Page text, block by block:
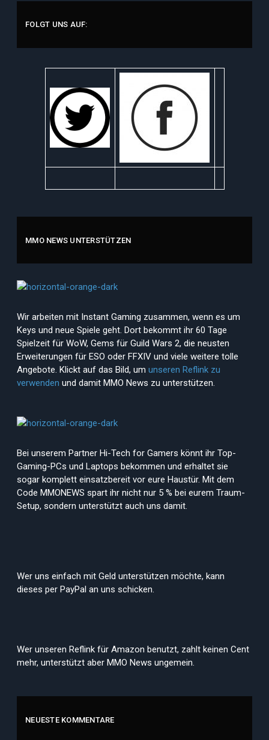
FOLGT UNS AUF:
MMO NEWS UNTERSTÜTZEN
Wir arbeiten mit Instant Gaming zusammen, wenn es um
Keys und neue Spiele geht. Dort bekommt ihr 60 Tage
Spielzeit für WoW, Gems für Guild Wars 2, die neusten
Erweiterungen für ESO oder FFXIV und viele weitere tolle
Angebote. Klickt auf das Bild, um unseren Reflink zu
verwenden und damit MMO News zu unterstützen.
Bei unserem Partner Hi-Tech for Gamers könnt ihr Top-
Gaming-PCs und Laptops bekommen und erhaltet sie
sogar komplett einsatzbereit vor eure Haustür. Mit dem
Code MMONEWS spart ihr nicht nur 5 % bei eurem Traum-
Setup, sondern unterstützt auch uns damit.
Wer uns einfach mit Geld unterstützen möchte, kann
dieses per PayPal an uns schicken.
Wer unseren Reflink für Amazon benutzt, zahlt keinen Cent
mehr, unterstützt aber MMO News ungemein.
NEUESTE KOMMENTARE